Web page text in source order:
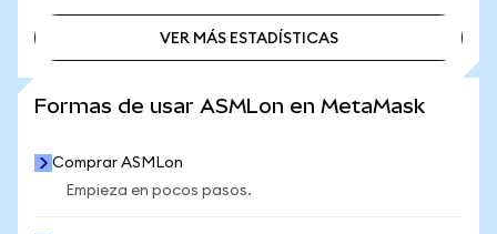
VER MÁS ESTADÍSTICAS
Formas de usar ASMLon en MetaMask
Comprar ASMLon
Empieza en pocos pasos.